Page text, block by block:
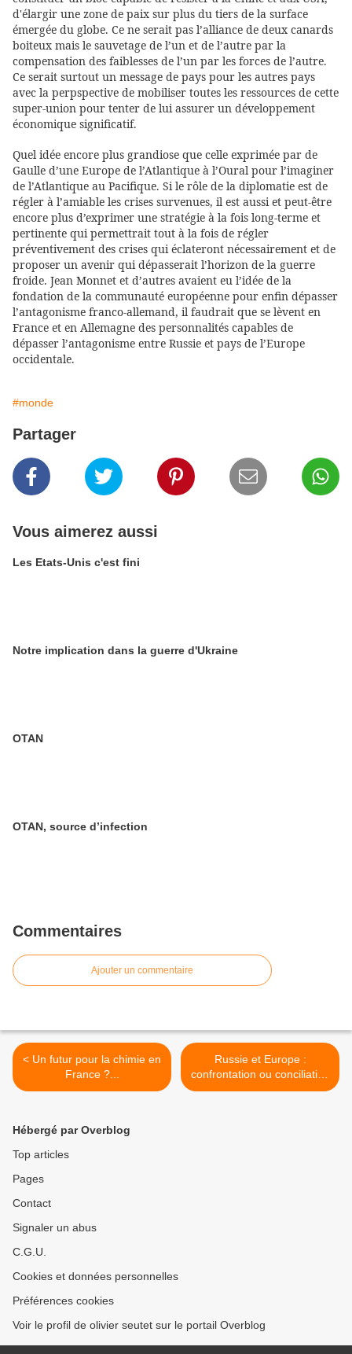
d'élargir une zone de paix sur plus du tiers de la surface
émergée du globe. Ce ne serait pas l’alliance de deux canards
boiteux mais le sauvetage de l’un et de l’autre par la
compensation des faiblesses de l’un par les forces de l’autre.
Ce serait surtout un message de pays pour les autres pays
avec la perpspective de mobiliser toutes les ressources de cette
super-union pour tenter de lui assurer un développement
économique significatif.
Quel idée encore plus grandiose que celle exprimée par de
Gaulle d’une Europe de l’Atlantique à l’Oural pour l’imaginer
de l’Atlantique au Pacifique. Si le rôle de la diplomatie est de
régler à l’amiable les crises survenues, il est aussi et peut-être
encore plus d’exprimer une stratégie à la fois long-terme et
pertinente qui permettrait tout à la fois de régler
préventivement des crises qui éclateront nécessairement et de
proposer un avenir qui dépasserait l’horizon de la guerre
froide. Jean Monnet et d’autres avaient eu l’idée de la
fondation de la communauté européenne pour enfin dépasser
l’antagonisme franco-allemand, il faudrait que se lèvent en
France et en Allemagne des personnalités capables de
dépasser l’antagonisme entre Russie et pays de l’Europe
occidentale.
#monde
Partager
Vous aimerez aussi
Les Etats-Unis c'est fini
Notre implication dans la guerre d'Ukraine
OTAN
OTAN, source d’infection
Commentaires
Ajouter un commentaire
< Un futur pour la chimie en
France ?...
Russie et Europe :
confrontation ou conciliation
?... >
Hébergé par Overblog
Top articles
Pages
Contact
Signaler un abus
C.G.U.
Cookies et données personnelles
Préférences cookies
Voir le profil de olivier seutet sur le portail Overblog